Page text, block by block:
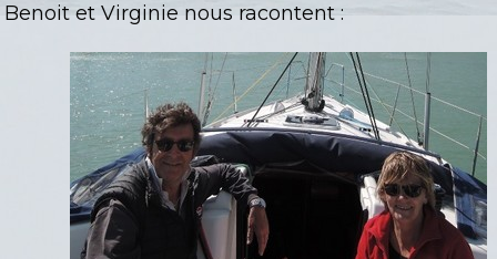
Benoit et Virginie nous racontent :